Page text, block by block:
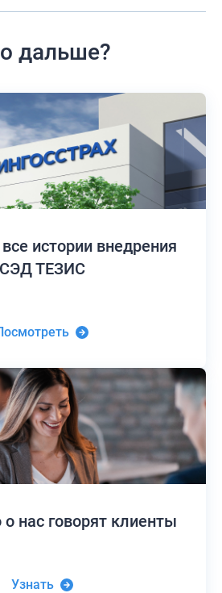
дальше?
историивнедрения
СЭД ТЕЗИС
нас говорят клиенты
Узнать